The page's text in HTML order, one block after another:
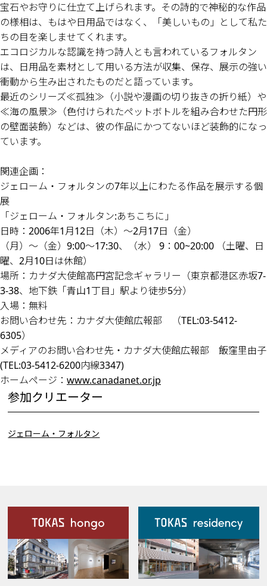
宝石やお守りに仕立て上げられます。その詩的で神秘的な作品
の様相は、もはや日用品ではなく、「美しいもの」として私た
ちの目を楽しませてくれます。
エコロジカルな認識を持つ詩人とも言われているフォルタン
は、日用品を素材として用いる方法が収集、保存、展示の強い
衝動から生み出されたものだと語っています。
最近のシリーズ≪孤独≫（小説や漫画の切り抜きの折り紙）や
≪海の風景≫（色付けられたペットボトルを組み合わせた円形
の壁面装飾）などは、彼の作品にかつてないほど装飾的になっ
ています。
関連企画：
ジェローム・フォルタンの7年以上にわたる作品を展示する個
展
「ジェローム・フォルタン:あちこちに」
日時：2006年1月12日（木）～2月17日（金）
（月）～（金）9:00～17:30、（水） 9：00~20:00 （土曜、日
曜、2月10日は休館）
場所：カナダ大使館高円宮記念ギャラリー（東京都港区赤坂7-
3-38、地下鉄「青山1丁目」駅より徒歩5分）
入場：無料
お問い合わせ先：カナダ大使館広報部 （TEL:03-5412-
6305）
メディアのお問い合わせ先・カナダ大使館広報部 飯窪里由子
(TEL:03-5412-6200内線3347)
ホームページ： www.canadanet.or.jp
参加クリエーター
ジェローム・フォルタン
施設案内
Our Facilities